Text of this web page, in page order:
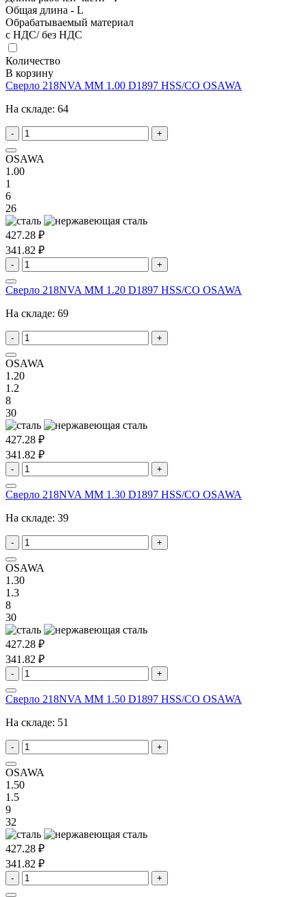
Общая длина - L
Обрабатываемый материал
с НДС/ без НДС
Количество
В корзину
Сверло 218NVA MM 1.00 D1897 HSS/CO OSAWA
На складе: 64
- +
OSAWA
1.00
1
6
26
427.28 ₽
341.82 ₽
- +
Сверло 218NVA MM 1.20 D1897 HSS/CO OSAWA
На складе: 69
- +
OSAWA
1.20
1.2
8
30
427.28 ₽
341.82 ₽
- +
Сверло 218NVA MM 1.30 D1897 HSS/CO OSAWA
На складе: 39
- +
OSAWA
1.30
1.3
8
30
427.28 ₽
341.82 ₽
- +
Сверло 218NVA MM 1.50 D1897 HSS/CO OSAWA
На складе: 51
- +
OSAWA
1.50
1.5
9
32
427.28 ₽
341.82 ₽
- +